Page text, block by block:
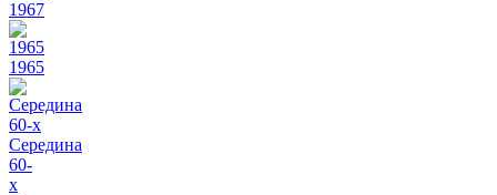
1967
1965
Середина
60-
х